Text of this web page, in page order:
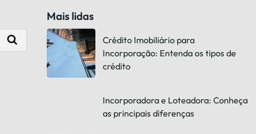
Mais lidas
Crédito Imobiliário para
Incorporação: Entenda os tipos de
crédito
Incorporadora e Loteadora: Conheça
as principais diferenças